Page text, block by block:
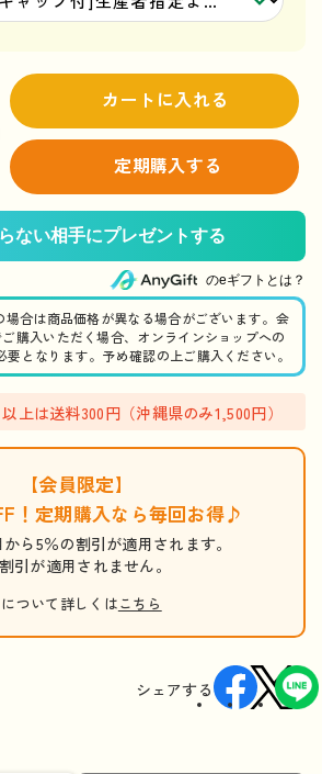
カートに入れる
定期購入する
のeギフトとは？
合は商品価格が異なる場合がございます。会
購入いただく場合、オンラインショップへの
となります。予め確認の上ご購入ください。
以上は送料300円（沖縄県のみ1,500円）
【会員限定】
！定期購入なら毎回お得♪
ら5％の割引が適用されます。
引が適用されません。
ついて詳しくはこちら
シェアする